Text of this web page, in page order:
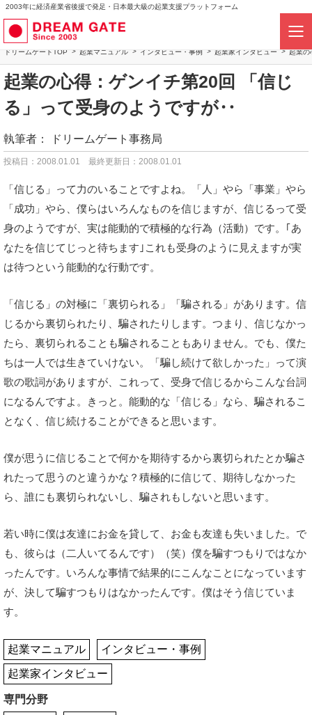
2003年に経済産業省後援で発足・日本最大級の起業支援プラットフォーム
ドリームゲートTOP 起業マニュアル インタビュー・事例 起業家インタビュー 起業の
起業の心得：ゲンイチ第20回 「信じ
る」って受身のようですが‥
執筆者： ドリームゲート事務局
投稿日：2008.01.01 最終更新日：2008.01.01
「信じる」って力のいることですよね。「人」やら「事業」やら
「成功」やら、僕らはいろんなものを信じますが、信じるって受
身のようですが、実は能動的で積極的な行為（活動）です。｢あ
なたを信じてじっと待ちます｣これも受身のように見えますが実
は待つという能動的な行動です。
「信じる」の対極に「裏切られる」「騙される」があります。信
じるから裏切られたり、騙されたりします。つまり、信じなかっ
たら、裏切られることも騙されることもありません。でも、僕た
ちは一人では生きていけない。「騙し続けて欲しかった」って演
歌の歌詞がありますが、これって、受身で信じるからこんな台詞
になるんですよ。きっと。能動的な「信じる」なら、騙されるこ
となく、信じ続けることができると思います。
僕が思うに信じることで何かを期待するから裏切られたとか騙さ
れたって思うのと違うかな？積極的に信じて、期待しなかった
ら、誰にも裏切られないし、騙されもしないと思います。
若い時に僕は友達にお金を貸して、お金も友達も失いました。で
も、彼らは（二人いてるんです）（笑）僕を騙すつもりではなか
ったんです。いろんな事情で結果的にこんなことになっています
が、決して騙すつもりはなかったんです。僕はそう信じていま
す。
起業マニュアル インタビュー・事例
起業家インタビュー
専門分野